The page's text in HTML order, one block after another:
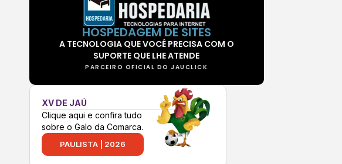
HOSPEDAGEM DE SITES
A TECNOLOGIA QUE VOCÊ PRECISA COM O
SUPORTE QUE LHE ATENDE
PARCEIRO OFICIAL DO JAUCLICK
XV DE JAÚ
Clique aqui e confira tudo
sobre o Galo da Comarca.
PAULISTA | 2026